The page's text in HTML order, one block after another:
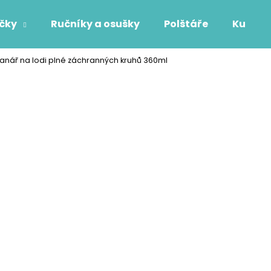
Ručníky a osušky Polštáře
na lodi plné záchranných kruhů 360ml
Co potřebujete najít?